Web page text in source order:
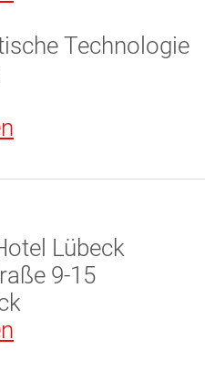
Technologie
Lübeck
9-15